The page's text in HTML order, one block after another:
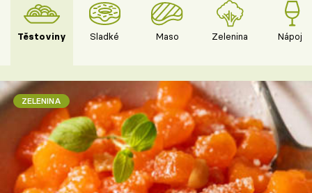
Těstoviny Sladké Maso Zelenina Nápoje
ZELENINA